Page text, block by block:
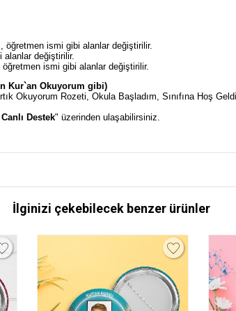
, öğretmen ismi gibi alanlar değiştirilir.
alanlar değiştirilir.
öğretmen ismi gibi alanlar değiştirilir.
Kur`an Okuyorum gibi)
Okuyorum Rozeti, Okula Başladım, Sınıfına Hoş
Destek" üzerinden ulaşabilirsiniz.
İlginizi çekebilecek benzer ürünler